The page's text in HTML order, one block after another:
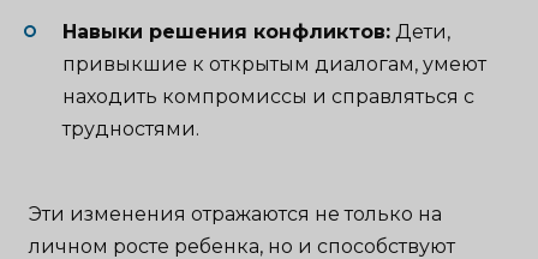
Навыки решения конфликтов: Дети,
привыкшие к открытым диалогам, умеют
находить компромиссы и справляться с
трудностями.
Эти изменения отражаются не только на
личном росте ребенка, но и способствуют